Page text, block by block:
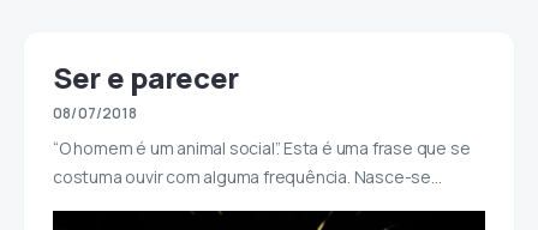
Ser e parecer
08/07/2018
“O homem é um animal social”. Esta é uma frase que se
costuma ouvir com alguma frequência. Nasce-se…